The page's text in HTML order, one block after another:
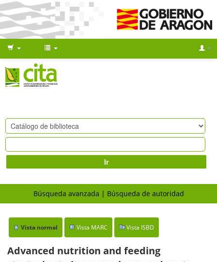
Ir
Búsqueda avanzada Búsqueda de autoridad
Vista normal Vista MARC Vista ISBD
Advanced nutrition and feeding